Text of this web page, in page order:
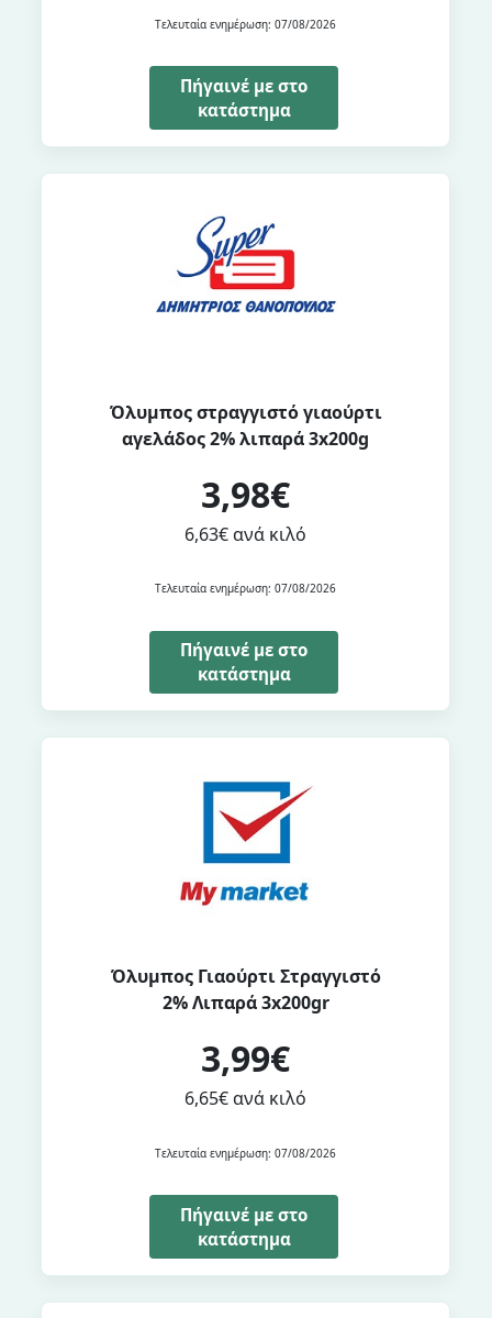
Τελευταία ενημέρωση: 07/08/2026
Πήγαινέ με στο
κατάστημα
Όλυμπος στραγγιστό γιαούρτι
αγελάδος 2% λιπαρά 3x200g
3,98€
6,63€ ανά κιλό
Τελευταία ενημέρωση: 07/08/2026
Πήγαινέ με στο
κατάστημα
Όλυμπος Γιαούρτι Στραγγιστό
2% Λιπαρά 3x200gr
3,99€
6,65€ ανά κιλό
Τελευταία ενημέρωση: 07/08/2026
Πήγαινέ με στο
κατάστημα